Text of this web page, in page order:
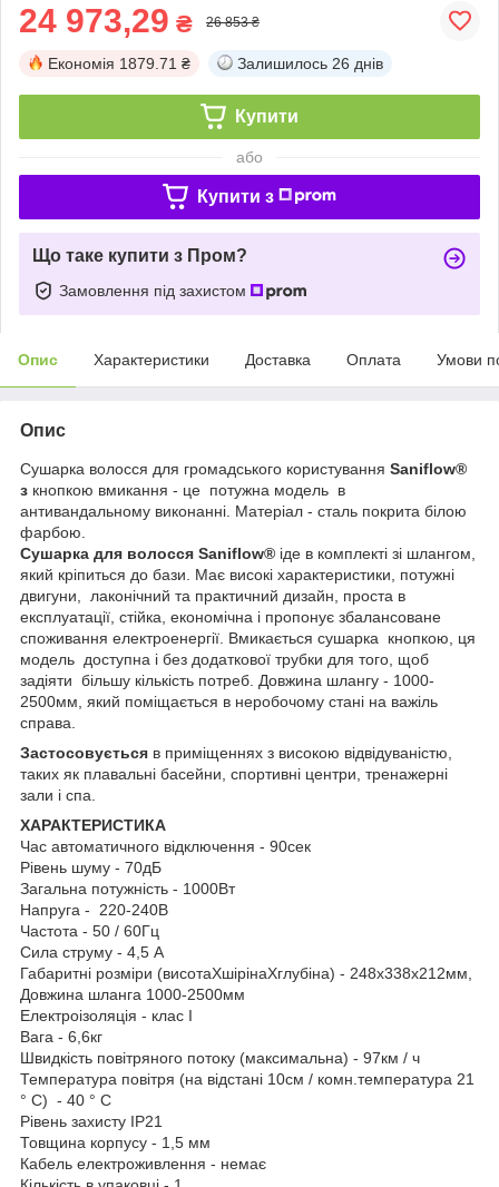
24 973,29 ₴ 26 853 ₴
Економія 1879.71 ₴ Залишилось 26 днів
Купити
або
Купити з
Що таке купити з Пром?
Замовлення під захистом
Опис Характеристики Доставка Оплата Умови
Опис
Сушарка волосся для громадського користування Saniflow®
з кнопкою вмикання - це потужна модель в
антивандальному виконанні. Матеріал - сталь покрита білою
фарбою.
Сушарка для волосся Saniflow® іде в комплекті зі шлангом,
який кріпиться до бази. Має високі характеристики, потужні
двигуни, лаконічний та практичний дизайн, проста в
експлуатації, стійка, економічна і пропонує збалансоване
споживання електроенергії. Вмикається сушарка кнопкою, ця
модель доступна і без додаткової трубки для того, щоб
задіяти більшу кількість потреб. Довжина шлангу - 1000-
2500мм, який поміщається в неробочому стані на важіль
справа.
Застосовується в приміщеннях з високою відвідуваністю,
таких як плавальні басейни, спортивні центри, тренажерні
зали і спа.
ХАРАКТЕРИСТИКА
Час автоматичного відключення - 90сек
Рівень шуму - 70дБ
Загальна потужність - 1000Вт
Напруга - 220-240В
Частота - 50 / 60Гц
Сила струму - 4,5 А
Габаритні розміри (висотаХшірінаХглубіна) - 248х338х212мм,
Довжина шланга 1000-2500мм
Електроізоляція - клас I
Вага - 6,6кг
Швидкість повітряного потоку (максимальна) - 97км / ч
Температура повітря (на відстані 10см / комн.температура 21
° С) - 40 ° С
Рівень захисту IP21
Товщина корпусу - 1,5 мм
Кабель електроживлення - немає